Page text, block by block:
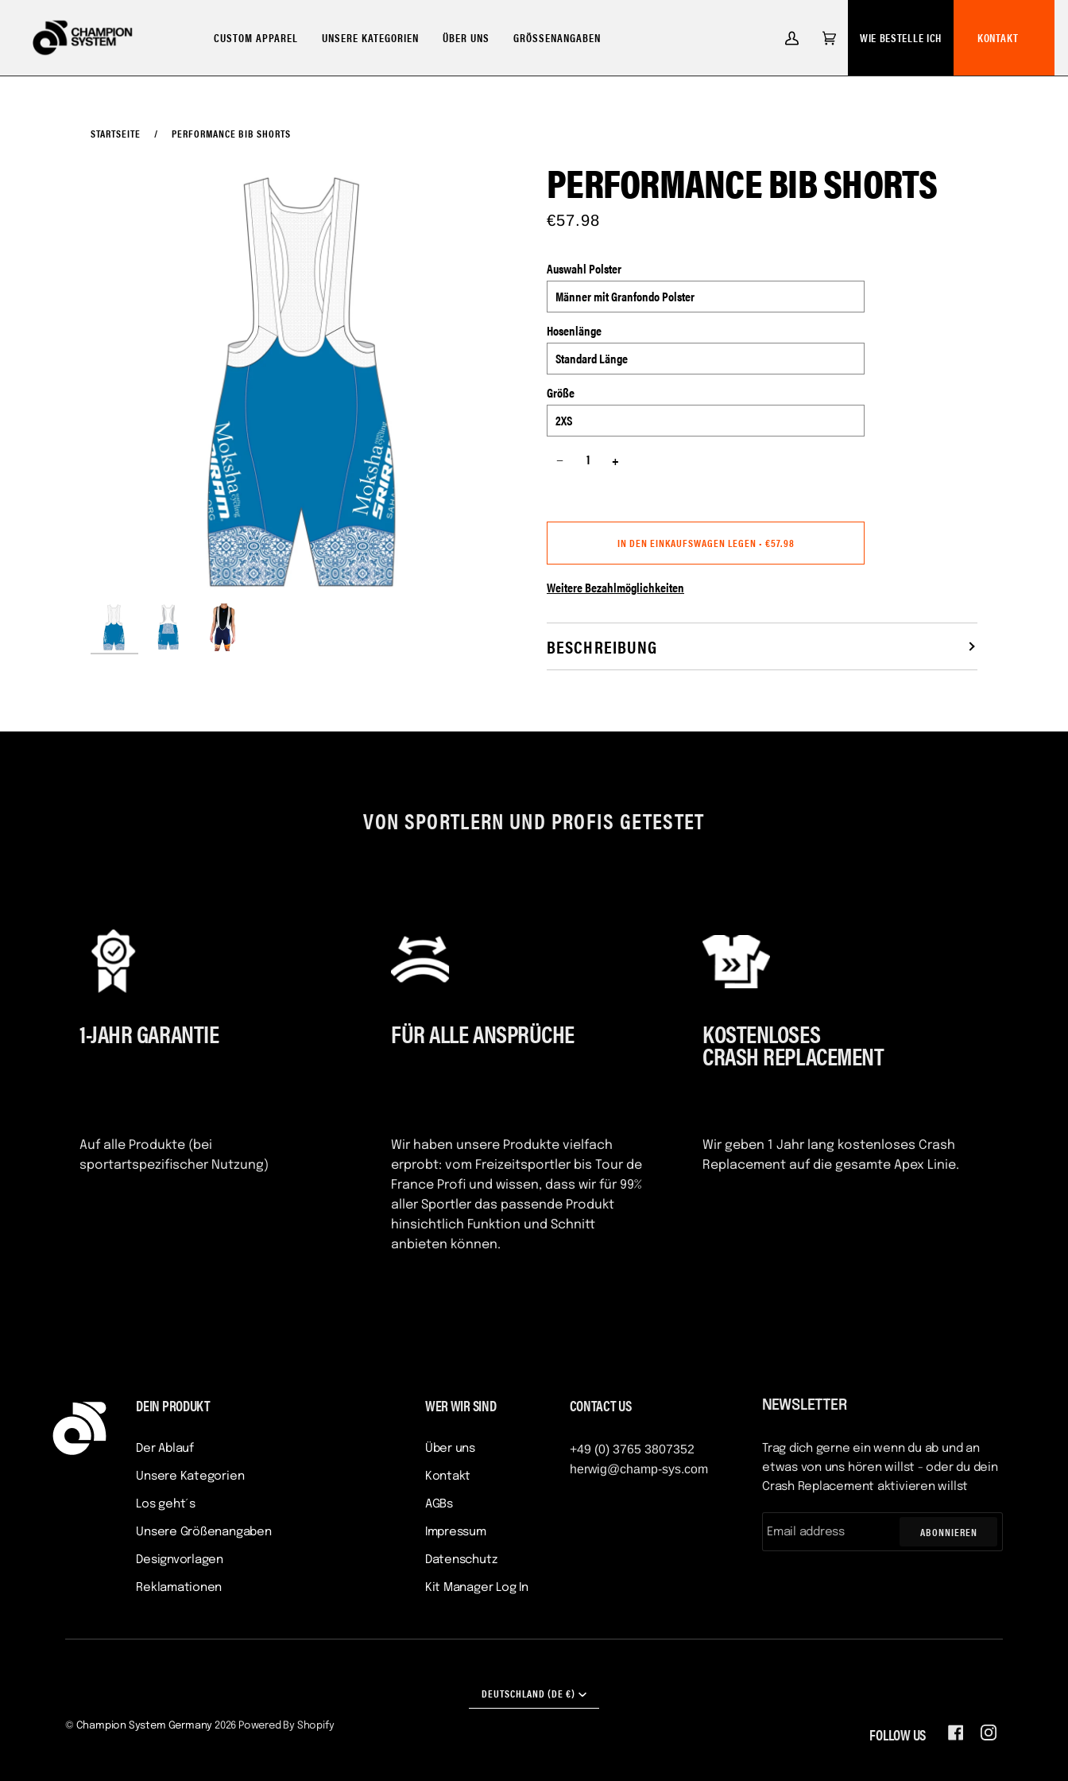
CUSTOM APPAREL UNSERE KATEGORIEN ÜBER UNS GRÖSSENANGABEN
MEIN
EINKAUFSWAGEN
(0) WIE BESTELLE ICH KONTAKT
STARTSEITE / PERFORMANCE BIB SHORTS
PERFORMANCE BIB SHORTS
€57.98
Auswahl Polster
Hosenlänge
Größe
− +
IN DEN EINKAUFSWAGEN LEGEN • €57.98
Weitere Bezahlmöglichkeiten
BESCHREIBUNG
VON SPORTLERN UND PROFIS GETESTET
1-JAHR GARANTIE
Auf alle Produkte (bei
sportartspezifischer Nutzung)
FÜR ALLE ANSPRÜCHE
Wir haben unsere Produkte vielfach
erprobt: vom Freizeitsportler bis Tour de
France Profi und wissen, dass wir für 99%
aller Sportler das passende Produkt
hinsichtlich Funktion und Schnitt
anbieten können.
KOSTENLOSES
CRASH REPLACEMENT
Wir geben 1 Jahr lang kostenloses Crash
Replacement auf die gesamte Apex Linie.
DEIN PRODUKT
Der Ablauf
Unsere Kategorien
Los geht´s
Unsere Größenangaben
Designvorlagen
Reklamationen
WER WIR SIND
Über uns
Kontakt
AGBs
Impressum
Datenschutz
Kit Manager Log In
CONTACT US
+49 (0) 3765 3807352
herwig@champ-sys.com
NEWSLETTER
Trag dich gerne ein wenn du ab und an
etwas von uns hören willst - oder du dein
Crash Replacement aktivieren willst
ABONNIEREN
WÄHRUNG
DEUTSCHLAND (DE €)
© Champion System Germany 2026 Powered By Shopify FOLLOW US FACEBOOKINSTAGRAM